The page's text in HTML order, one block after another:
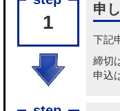
1
申
下記
締切
申込